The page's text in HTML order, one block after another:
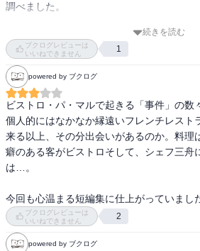
調べました。
最後に割り切れないチョコレートの話で、
て後で調べたら、「シェフは名探偵」とい
（知らずに読んでました）
このほかにも、「ヴァンショーをあなたに
続きを読む
ブクログレビューは
いいねできません
1
powered by ブクログ
ビストロ・パ・マルで起きる「事件」の数
個人的にはなかなか縁遠いフレンチレスト
来る以上、その分出会いがあるのか。料理
癖のある客がビストロそして、シェフ三舟
は…。
今回も心温まる短編集に仕上がっていまし
ブクログレビューは
いいねできません
2
powered by ブクログ